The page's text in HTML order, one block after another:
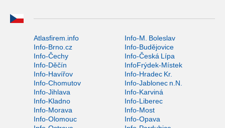
Atlasfirem.info
Info-M. Boleslav
Info-Brno.cz
Info-Budějovice
Info-Čechy
Info-Česká Lípa
Info-Děčín
InfoFrýdek-Místek
Info-Havířov
Info-Hradec Kr.
Info-Chomutov
Info-Jablonec n.N.
Info-Jihlava
Info-Karviná
Info-Kladno
Info-Liberec
Info-Morava
Info-Most
Info-Olomouc
Info-Opava